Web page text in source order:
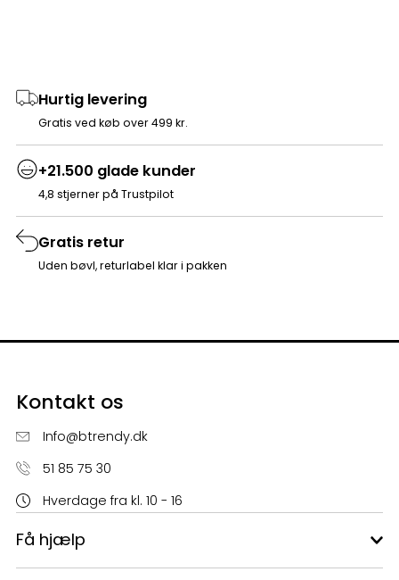
Hurtig levering
Gratis ved køb over 499 kr.
+21.500 glade kunder
4,8 stjerner på Trustpilot
Gratis retur
Uden bøvl, returlabel klar i pakken
Kontakt os
Info@btrendy.dk
51 85 75 30
Hverdage fra kl. 10 - 16
Få hjælp